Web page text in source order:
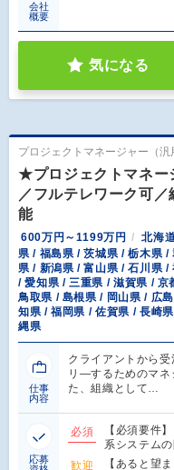
会社
概要
気になる
プロジェクトマネージャー（汎
★プロジェクトマネー
／フルテレワーク可／
能
600万円～1199万円
北海
県 / 福島県 / 茨城県 / 栃木県 /
県 / 新潟県 / 富山県 / 石川県
/ 愛知県 / 三重県 / 滋賀県 /
鳥取県 / 島根県 / 岡山県 / 広
知県 / 福岡県 / 佐賀県 / 長崎
縄県
仕事
内容
クライアントから
リ―するためのマネ
た、組織として…
応募
必須
【必須要件
系システム
歓迎
【あると望